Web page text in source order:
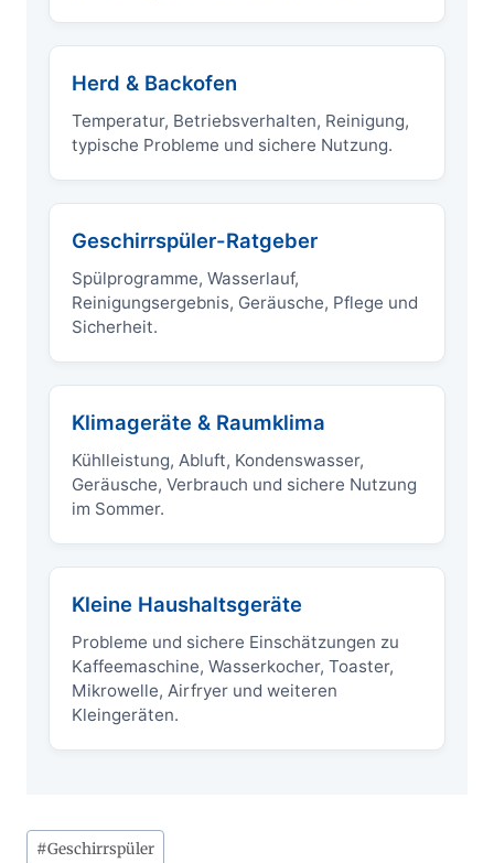
Herd & Backofen
Temperatur, Betriebsverhalten, Reinigung,
typische Probleme und sichere Nutzung.
Geschirrspüler-Ratgeber
Spülprogramme, Wasserlauf,
Reinigungsergebnis, Geräusche, Pflege und
Sicherheit.
Klimageräte & Raumklima
Kühlleistung, Abluft, Kondenswasser,
Geräusche, Verbrauch und sichere Nutzung
im Sommer.
Kleine Haushaltsgeräte
Probleme und sichere Einschätzungen zu
Kaffeemaschine, Wasserkocher, Toaster,
Mikrowelle, Airfryer und weiteren
Kleingeräten.
Schlagworte:
#Geschirrspüler